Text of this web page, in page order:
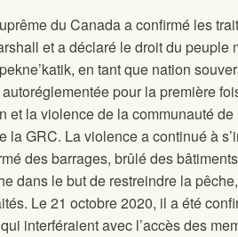
du Canada a confirmé les
et a déclaré le droit du
en tant que nation
pour la première
et la violence de la communauté
la GRC. La violence a continué à
des barrages, brûlé des
dans le but de restreindre la
Le 21 octobre 2020, il a été
interféraient avec l’accès des